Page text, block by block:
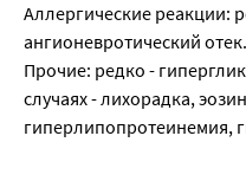
Аллергические реакции:
ангионевротический отек.
Прочие: редко -
случаях - лихорадка,
гиперлипопротеинемия,